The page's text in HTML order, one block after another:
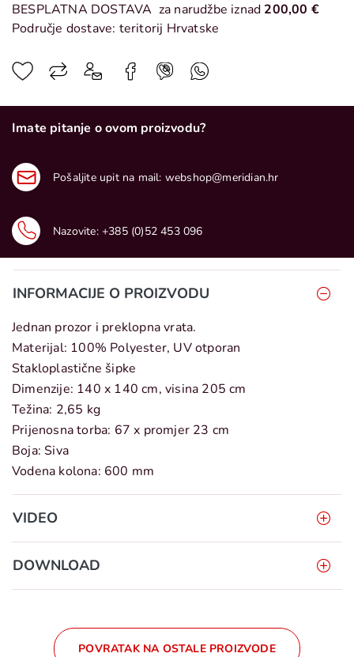
BESPLATNA DOSTAVA za narudžbe iznad 200,00 €
Područje dostave: teritorij Hrvatske
Imate pitanje o ovom proizvodu?
Pošaljite upit na mail: webshop@meridian.hr
Nazovite: +385 (0)52 453 096
INFORMACIJE O PROIZVODU
Jednan prozor i preklopna vrata.
Materijal: 100% Polyester, UV otporan
Stakloplastične šipke
Dimenzije: 140 x 140 cm, visina 205 cm
Težina: 2,65 kg
Prijenosna torba: 67 x promjer 23 cm
Boja: Siva
Vodena kolona: 600 mm
VIDEO
DOWNLOAD
POVRATAK NA OSTALE PROIZVODE